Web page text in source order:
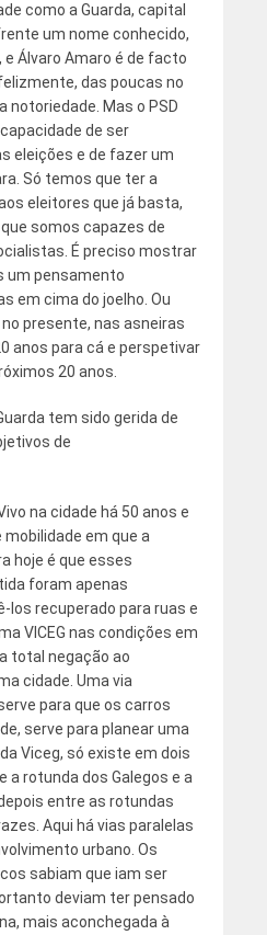
como a Guarda, capital
um nome conhecido,
Álvaro Amaro é de facto
das poucas no
Mas o PSD
de ser
eleições e de fazer um
Só temos que ter a
eleitores que já basta,
somos capazes de
É preciso mostrar
um pensamento
em cima do joelho. Ou
presente, nas asneiras
anos para cá e perspetivar
20 anos.
tem sido gerida de
de
na cidade há 50 anos e
em que a
hoje é que esses
foram apenas
recuperado para ruas e
VICEG nas condições em
total negação ao
cidade. Uma via
para que os carros
serve para planear uma
Viceg, só existe em dois
a rotunda dos Galegos e a
entre as rotundas
Aqui há vias paralelas
urbano. Os
sabiam que iam ser
deviam ter pensado
mais aconchegada à